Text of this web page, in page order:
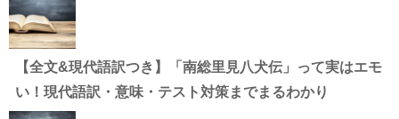
【全文&現代語訳つき】「南総里見八犬伝」って実はエモ
い！現代語訳・意味・テスト対策までまるわかり